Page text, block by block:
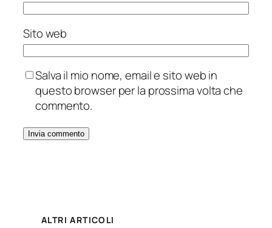
Sito web
Salva il mio nome, email e sito web in
questo browser per la prossima volta che
commento.
ALTRI ARTICOLI